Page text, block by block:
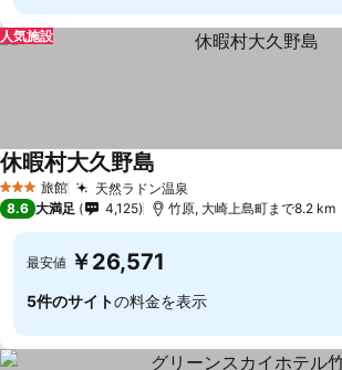
人気施設
3 ホテルのランク
旅館 天然ラドン温泉料金を表示
休暇村大久野島
8.6 大満足 4,125 竹原, 大崎上島町まで8.2 km
最安値 ￥26,571
5件のサイトの料金を表示